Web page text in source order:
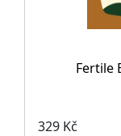
Fertile
329 Kč